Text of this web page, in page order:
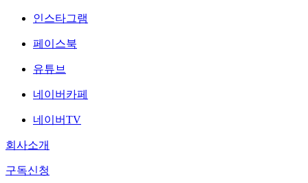
인스타그램
페이스북
유튜브
네이버카페
네이버TV
회사소개
구독신청